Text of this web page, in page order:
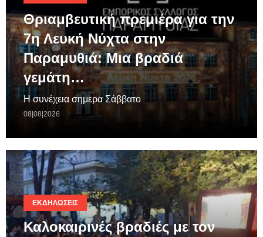
Θριαμβευτική πρεμιέρα για την
7η Λευκή Νύχτα στην
Παραμυθιά: Μια βραδιά
γεμάτη…
Η συνέχεια σημερα Σάββατο
08|08|2026
ΕΚΔΗΛΏΣΕΙΣ
Καλοκαιρινές βραδιές με τον